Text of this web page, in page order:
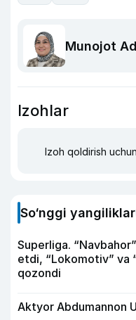
Munojot
Izohlar
Izoh qoldirish
So‘nggi yangiliklar
Superliga.
etdi, “Lokomotiv” va
qozondi
Aktyor Abdu­mannon